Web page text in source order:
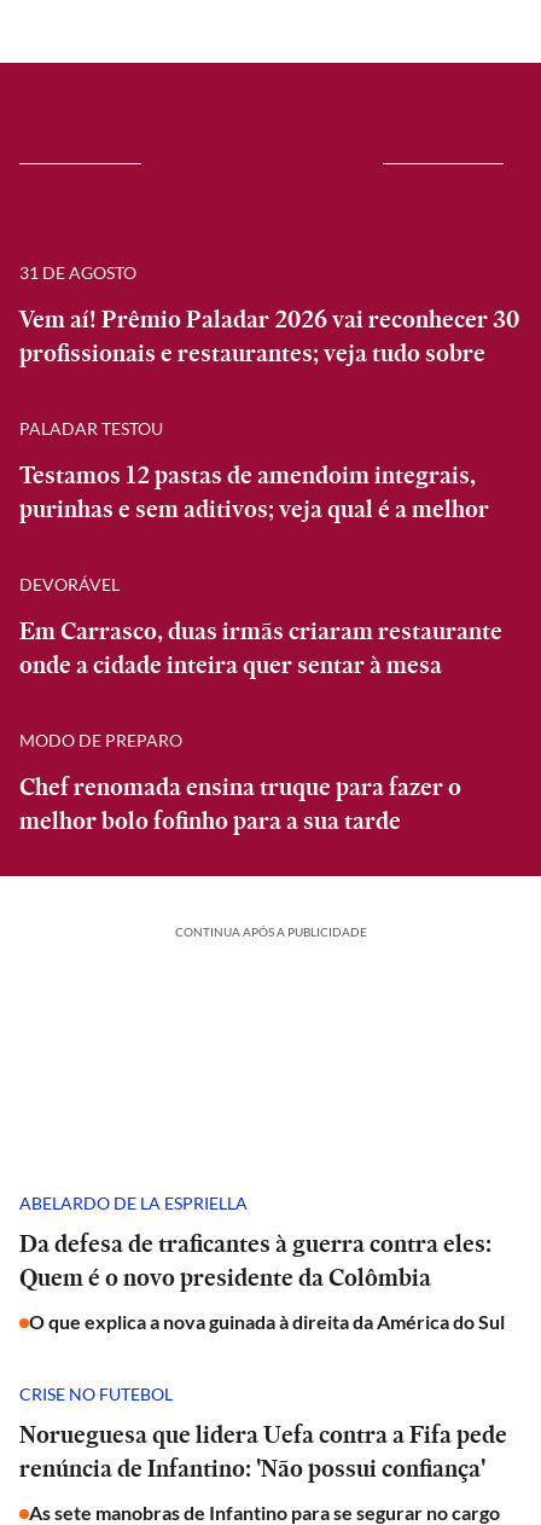
31 DE AGOSTO
Vem aí! Prêmio Paladar 2026 vai reconhecer 30
profissionais e restaurantes; veja tudo sobre
PALADAR TESTOU
Testamos 12 pastas de amendoim integrais,
purinhas e sem aditivos; veja qual é a melhor
DEVORÁVEL
Em Carrasco, duas irmãs criaram restaurante
onde a cidade inteira quer sentar à mesa
MODO DE PREPARO
Chef renomada ensina truque para fazer o
melhor bolo fofinho para a sua tarde
CONTINUA APÓS A PUBLICIDADE
ABELARDO DE LA ESPRIELLA
Da defesa de traficantes à guerra contra eles:
Quem é o novo presidente da Colômbia
O que explica a nova guinada à direita da América do Sul
CRISE NO FUTEBOL
Norueguesa que lidera Uefa contra a Fifa pede
renúncia de Infantino: 'Não possui confiança'
As sete manobras de Infantino para se segurar no cargo